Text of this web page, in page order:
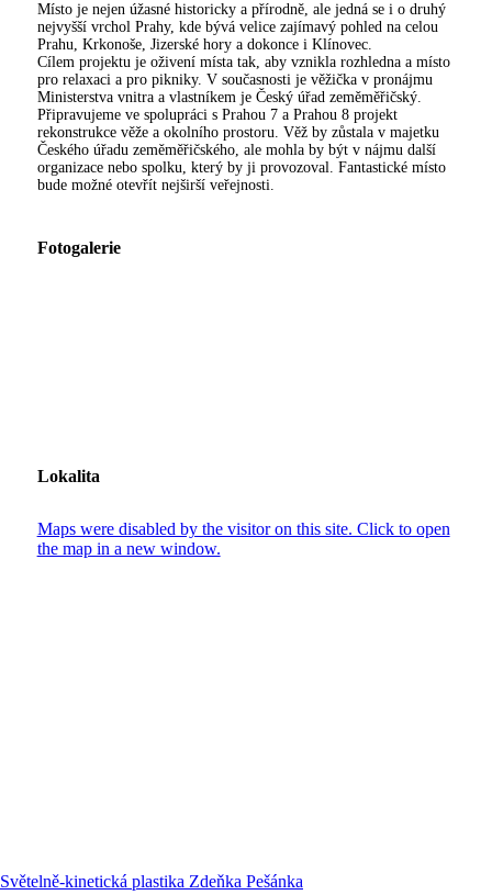
Místo je nejen úžasné historicky a přírodně, ale jedná se i o druhý
nejvyšší vrchol Prahy, kde bývá velice zajímavý pohled na celou
Prahu, Krkonoše, Jizerské hory a dokonce i Klínovec.
Cílem projektu je oživení místa tak, aby vznikla rozhledna a místo
pro relaxaci a pro pikniky. V současnosti je věžička v pronájmu
Ministerstva vnitra a vlastníkem je Český úřad zeměměřičský.
Připravujeme ve spolupráci s Prahou 7 a Prahou 8 projekt
rekonstrukce věže a okolního prostoru. Věž by zůstala v majetku
Českého úřadu zeměměřičského, ale mohla by být v nájmu další
organizace nebo spolku, který by ji provozoval. Fantastické místo
bude možné otevřít nejširší veřejnosti.
Fotogalerie
Lokalita
Maps were disabled by the visitor on this site. Click to open
the map in a new window.
Světelně-kinetická plastika Zdeňka Pešánka